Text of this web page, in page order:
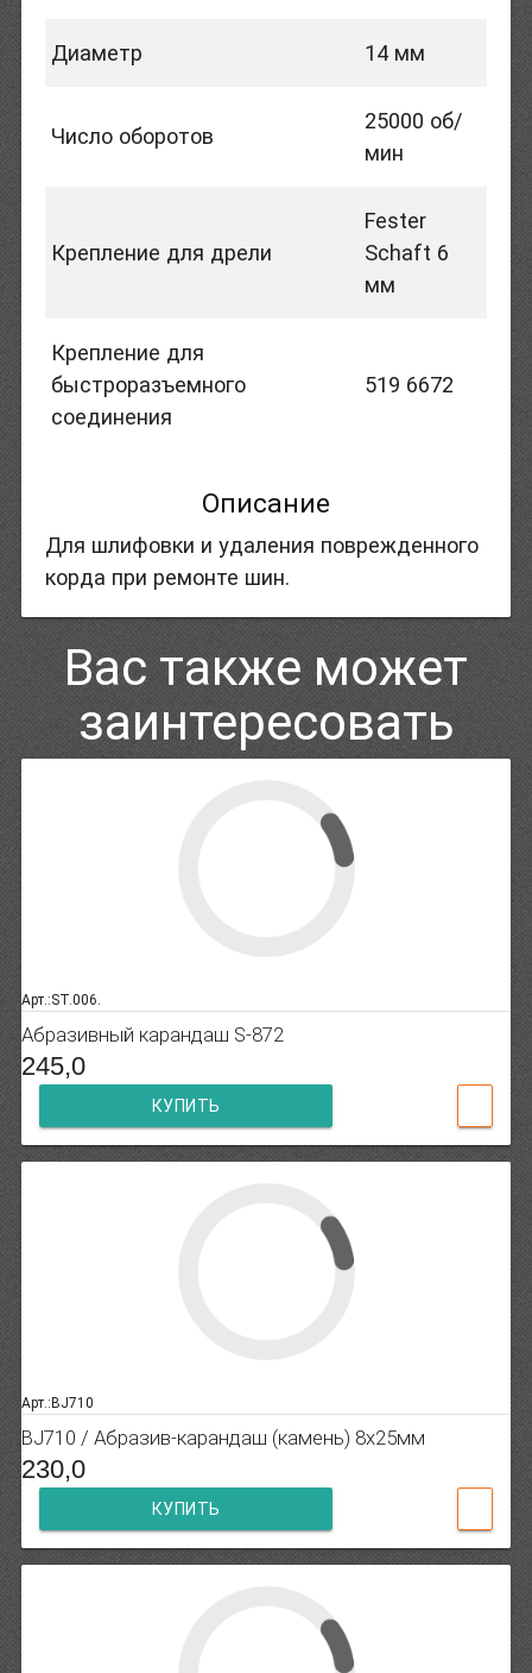
Диаметр 14 мм
Число оборотов
25000 об/
мин
Крепление для дрели
Fester
Schaft 6
мм
Крепление для
быстроразъемного
соединения
519 6672
Описание
Для шлифовки и удаления поврежденного
корда при ремонте шин.
Вас также может
заинтересовать
Арт.:ST.006.
Абразивный карандаш S-872
245,0
КУПИТЬ
Арт.:BJ710
BJ710 / Абразив-карандаш (камень) 8х25мм
230,0
КУПИТЬ